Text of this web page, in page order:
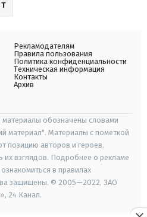
Рекламодателям
Правила пользования
Политика конфиденциальности
Техническая информация
Контакты
Архив
обозначены словами
материал". Материалы с пометкой
позицию авторов и героев.
их взглядов. Подробнее о рекламе
в правилах
защищены. © 2005—2022, ЗАО
24 Канал.